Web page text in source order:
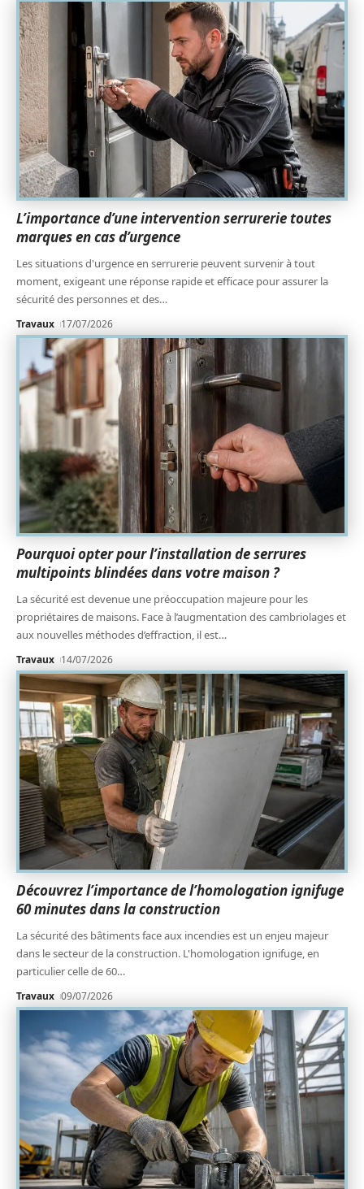
L’importance d’une intervention serrurerie toutes
marques en cas d’urgence
Les situations d'urgence en serrurerie peuvent survenir à tout
moment, exigeant une réponse rapide et efficace pour assurer la
sécurité des personnes et des…
Travaux 17/07/2026
Pourquoi opter pour l’installation de serrures
multipoints blindées dans votre maison ?
La sécurité est devenue une préoccupation majeure pour les
propriétaires de maisons. Face à l’augmentation des cambriolages et
aux nouvelles méthodes d’effraction, il est…
Travaux 14/07/2026
Découvrez l’importance de l’homologation ignifuge
60 minutes dans la construction
La sécurité des bâtiments face aux incendies est un enjeu majeur
dans le secteur de la construction. L'homologation ignifuge, en
particulier celle de 60…
Travaux 09/07/2026